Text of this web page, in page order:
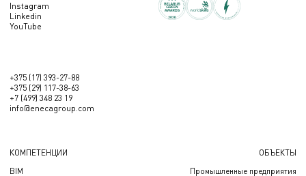
Instagram
Linkedin
YouTube
+375 (17) 393-27-88
+375 (29) 117-38-63
+7 (499) 348 23 19
info@enecagroup.com
КОМПЕТЕНЦИИ
BIM
ОБЪЕКТЫ
Промышленные предприятия